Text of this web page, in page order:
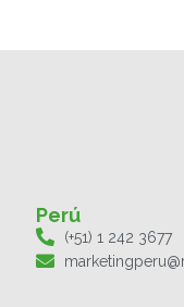
Perú
(+51) 1 242 3677